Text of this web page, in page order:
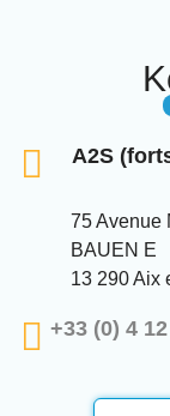
A2S
75 Avenue
BAUEN E
13 290 Aix
+33 (0) 4